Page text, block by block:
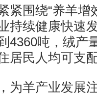
围绕“养羊增
持续健康快速
4360吨，绒产
居民人均可支
产业发展注